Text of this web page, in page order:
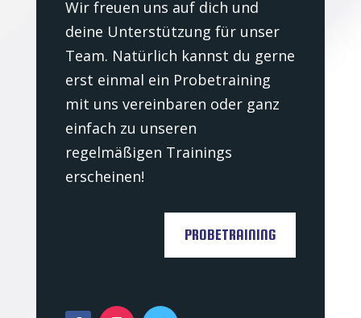
Wir freuen uns auf dich und
deine Unterstützung für unser
Team. Natürlich kannst du gerne
erst einmal ein Probetraining
mit uns vereinbaren oder ganz
einfach zu unseren
regelmäßigen Trainings
erscheinen!
PROBETRAINING